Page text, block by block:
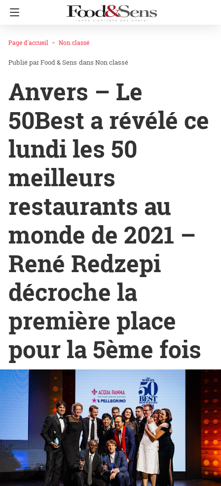
Page d'accueil Non classé
Food & Sens dans Non classé
Anvers – Le
50Best a révélé ce
lundi les 50
meilleurs
restaurants au
monde de 2021 –
René Redzepi
décroche la
première place
pour la 5ème fois